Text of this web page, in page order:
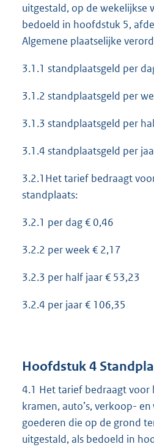
uitgestald, op de wekelijkse
bedoeld in hoofdstuk 5,
Algemene plaatselijke
3.1.1 standplaatsgeld per
3.1.2 standplaatsgeld per
3.1.3 standplaatsgeld per
3.1.4 standplaatsgeld per
3.2.1Het tarief bedraagt
standplaats:
3.2.1 per dag € 0,46
3.2.2 per week € 2,17
3.2.3 per half jaar € 53,23
3.2.4 per jaar € 106,35
Hoofdstuk 4
4.1 Het tarief bedraagt voor
kramen, auto’s, verkoop-
goederen die op de grond
uitgestald, als bedoeld in